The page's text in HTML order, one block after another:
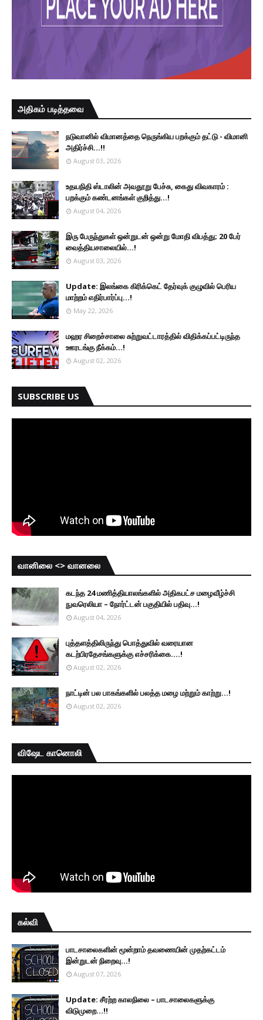
அதிகம் படித்தவை
நடுவானில் விமானத்தை நெருங்கிய பறக்கும் தட்டு - விமானி
அதிர்ச்சி...!!
August 03, 2026
உதயநிதி ஸ்டாலின் அவதூறு பேச்சு, கைது விவகாரம் :
பறக்கும் கண்டனங்கள் குறித்து...!
August 04, 2026
இரு ப‍ேருந்துகள் ஒன்றுடன் ஒன்று மோதி விபத்து; 20 பேர்
வைத்தியசாலையில்...!
August 03, 2026
Update: இலங்கை கிரிக்கெட் தேர்வுக் குழுவில் பெரிய
மாற்றம் எதிர்பார்ப்பு...!
May 22, 2026
மஹர சிறைச்சாலை சுற்றுவட்டாரத்தில் விதிக்கப்பட்டிருந்த
ஊரடங்கு நீக்கம்...!
August 02, 2026
SUBSCRIBE US
வானிலை <> வானலை
கடந்த 24 மணித்தியாலங்களில் அதிகபட்ச மழைவீழ்ச்சி
நுவரெலியா – நோர்ட்டன் பகுதியில் பதிவு...!
August 04, 2026
புத்தளத்திலிருந்து பொத்துவில் வரையான
கடற்பிரதேசங்களுக்கு எச்சரிக்கை....!
August 02, 2026
நாட்டின் பல பாகங்களில் பலத்த மழை மற்றும் காற்று...!
August 02, 2026
விஷேட கானொலி
கல்வி
பாடசாலைகளின் மூன்றாம் தவணையின் முதற்கட்டம்
இன்றுடன் நிறைவு...!
August 07, 2026
Update: சீரற்ற காலநிலை – பாடசாலைகளுக்கு
விடுமுறை...!!